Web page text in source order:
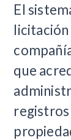
El
licitación
que